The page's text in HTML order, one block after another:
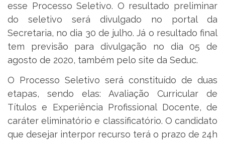
esse Processo Seletivo. O resultado preliminar
do seletivo será divulgado no portal da
Secretaria, no dia 30 de julho. Já o resultado final
tem previsão para divulgação no dia 05 de
agosto de 2020, também pelo site da Seduc.
O Processo Seletivo será constituído de duas
etapas, sendo elas: Avaliação Curricular de
Títulos e Experiência Profissional Docente, de
caráter eliminatório e classificatório. O candidato
que desejar interpor recurso terá o prazo de 24h